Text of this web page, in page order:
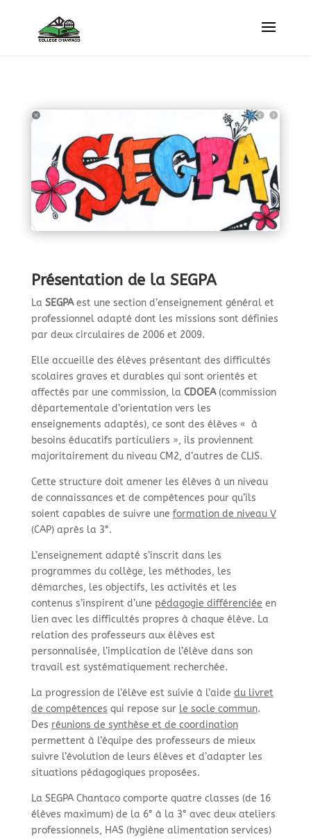
Présentation de la SEGPA
La SEGPAest une section d’enseignement général et
professionnel adapté dont les missions sont définies
par deux circulaires de 2006 et 2009.
Elle accueille des élèves présentant des difficultés
scolaires graves et durables qui sont orientés et
affectés par une commission, la CDOEA(commission
départementale d’orientation vers les
enseignements adaptés), ce sont des élèves « à
besoins éducatifs particuliers », ils proviennent
majoritairement du niveau CM2, d’autres de CLIS.
Cette structure doit amener les élèves à un niveau
de connaissances et de compétences pour qu’ils
soient capables de suivre une formation de niveau V
(CAP) après la 3°.
L’enseignement adapté s’inscrit dans les
programmes du collège, les méthodes, les
démarches, les objectifs, les activités et les
contenus s’inspirent d’une pédagogie différenciée en
lien avec les difficultés propres à chaque élève. La
relation des professeurs aux élèves est
personnalisée, l’implication de l’élève dans son
travail est systématiquement recherchée.
La progression de l’élève est suivie à l’aide du livret
de compétences qui repose sur le socle commun.
Des réunions de synthèse et de coordination
permettent à l’équipe des professeurs de mieux
suivre l’évolution de leurs élèves et d’adapter les
situations pédagogiques proposées.
La SEGPA Chantaco comporte quatre classes (de 16
élèves maximum) de la 6° à la 3° avec deux ateliers
professionnels, HAS (hygiène alimentation services)